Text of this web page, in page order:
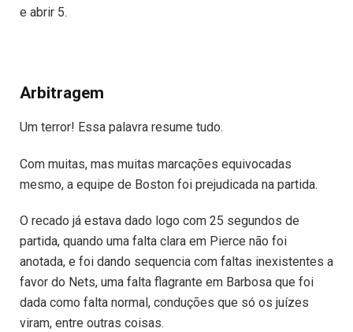
e abrir 5.
Arbitragem
Um terror! Essa palavra resume tudo.
Com muitas, mas muitas marcações equivocadas
mesmo, a equipe de Boston foi prejudicada na partida.
O recado já estava dado logo com 25 segundos de
partida, quando uma falta clara em Pierce não foi
anotada, e foi dando sequencia com faltas inexistentes a
favor do Nets, uma falta flagrante em Barbosa que foi
dada como falta normal, conduções que só os juízes
viram, entre outras coisas.